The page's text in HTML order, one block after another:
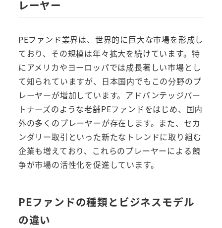
レーヤー
PEファンド業界は、世界的に巨大な市場を形成し
ており、その規模は年々拡大を続けています。特
にアメリカやヨーロッパでは成長著しい市場とし
て知られていますが、日本国内でもこの分野のプ
レーヤーが増加しています。アドバンテッジパー
トナーズのような老舗PEファンドをはじめ、国内
外の多くのプレーヤーが存在します。また、セカ
ンダリー取引といった新たなトレンドに取り組む
企業も増えており、これらのプレーヤーによる競
争が市場の活性化を促進しています。
PEファンドの種類とビジネスモデル
の違い